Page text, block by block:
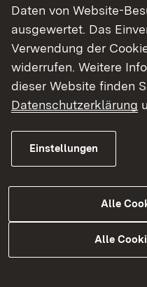
Daten von Website-
ausgewertet. Das
Verwendung der
widerrufen. Weitere
dieser Website finden
Datenschutzerklärung
Einstellungen
Alle
Alle